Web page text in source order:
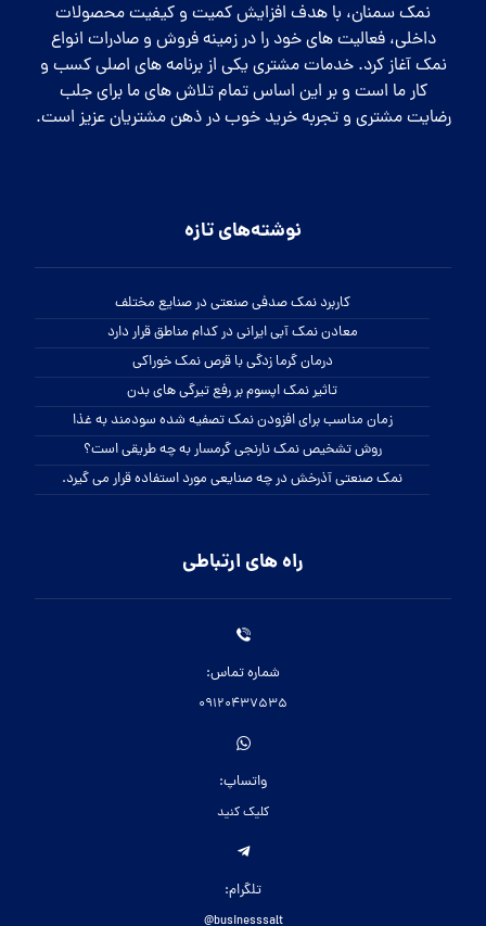
نمک سمنان، با هدف افزایش کمیت و کیفیت محصولات
داخلی، فعالیت های خود را در زمینه فروش و صادرات انواع
نمک آغاز کرد. خدمات مشتری یکی از برنامه های اصلی کسب و
کار ما است و بر این اساس تمام تلاش های ما برای جلب
رضایت مشتری و تجربه خرید خوب در ذهن مشتریان عزیز است.
نوشته‌های تازه
کاربرد نمک صدفی صنعتی در صنایع مختلف
معادن نمک آبی ایرانی در کدام مناطق قرار دارد
درمان گرما زدگی با قرص نمک خوراکی
تاثیر نمک اپسوم بر رفع تیرگی های بدن
زمان مناسب برای افزودن نمک تصفیه شده سودمند به غذا
روش تشخیص نمک نارنجی گرمسار به چه طریقی است؟
نمک صنعتی آذرخش در چه صنایعی مورد استفاده قرار می گیرد.
راه های ارتباطی
شماره تماس:
09120437535
واتساپ:
کلیک کنید
تلگرام:
businesssalt@